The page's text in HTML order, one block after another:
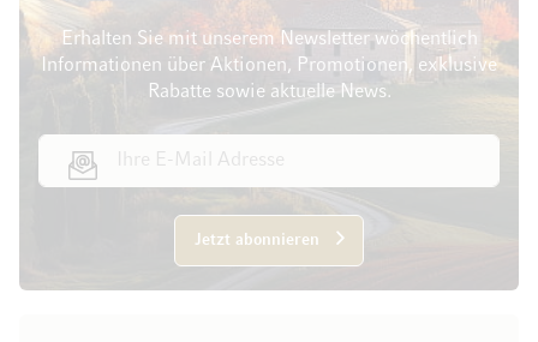
Erhalten Sie mit unserem Newsletter wöchentlich
Informationen über Aktionen, Promotionen, exklusive
Rabatte sowie aktuelle News.
Jetzt abonnieren